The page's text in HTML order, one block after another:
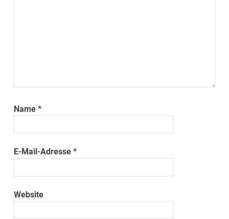
Name*
E-Mail-Adresse*
Website